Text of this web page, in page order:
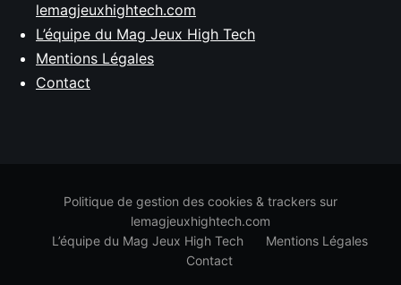
lemagjeuxhightech.com
L’équipe du Mag Jeux High Tech
Mentions Légales
Contact
Politique de gestion des cookies & trackers sur
lemagjeuxhightech.com
L’équipe du Mag Jeux High Tech
Mentions Légales
Contact